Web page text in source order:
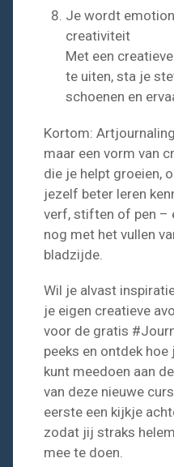
Je wordt
creativiteit
Met een
te uiten, sta je
schoenen en
Kortom:
maar een vorm van
die je helpt groeien,
jezelf beter leren
verf, stiften of pen –
nog met het vullen
bladzijde.
Wil je alvast
je eigen creatieve
voor de gratis
peeks en ontdek
kunt meedoen aan
van deze nieuwe
eerste een kijkje
zodat jij straks
mee te doen.